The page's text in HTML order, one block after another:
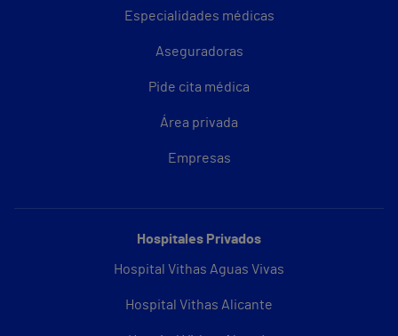
Especialidades médicas
Aseguradoras
Pide cita médica
Área privada
Empresas
Hospitales Privados
Hospital Vithas Aguas Vivas
Hospital Vithas Alicante